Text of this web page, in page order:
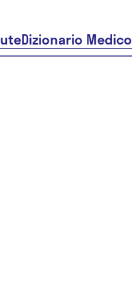
Dizionario Medico